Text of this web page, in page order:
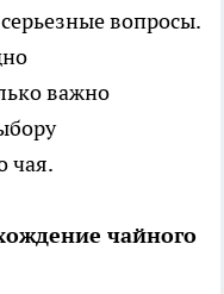
вопросы.
важно
чая.
чайного